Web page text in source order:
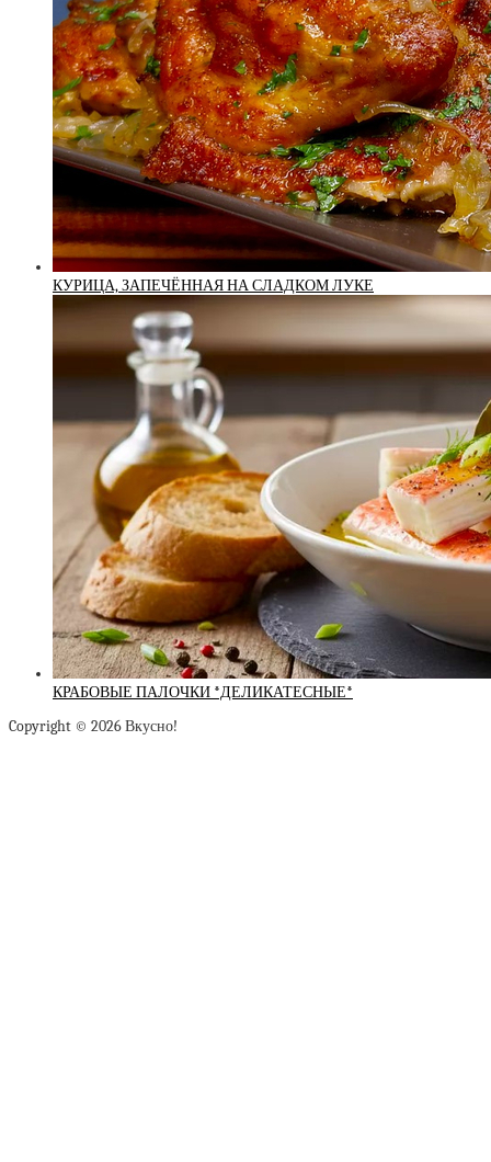
КУРИЦА, ЗАПЕЧЁННАЯ НА СЛАДКОМ ЛУКЕ
КРАБОВЫЕ ПАЛОЧКИ *ДЕЛИКАТЕСНЫЕ*
Copyright © 2026 Вкусно!